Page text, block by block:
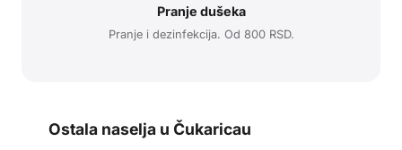
Pranje dušeka
Pranje i dezinfekcija. Od 800 RSD.
Ostala naselja u Čukaricau